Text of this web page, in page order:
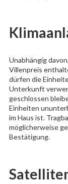
Unabhängig
Villenpreis
dürfen die
Unterkunft
geschlossen
Einheiten
im Haus ist.
möglicherweise
Bestätigung.